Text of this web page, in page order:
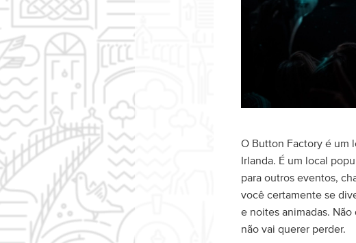
O Button Factory é um
Irlanda. É um local
para outros eventos,
você certamente se
e noites animadas.
não vai querer perder.